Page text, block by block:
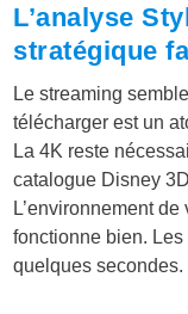
L’analyse
stratégique
Le streaming
télécharger est un
La 4K reste
catalogue Disney
L’environnement
fonctionne bien. Les
quelques secondes.